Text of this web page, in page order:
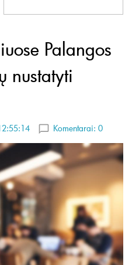
Palangos
nustatyti
Komentarai: 0